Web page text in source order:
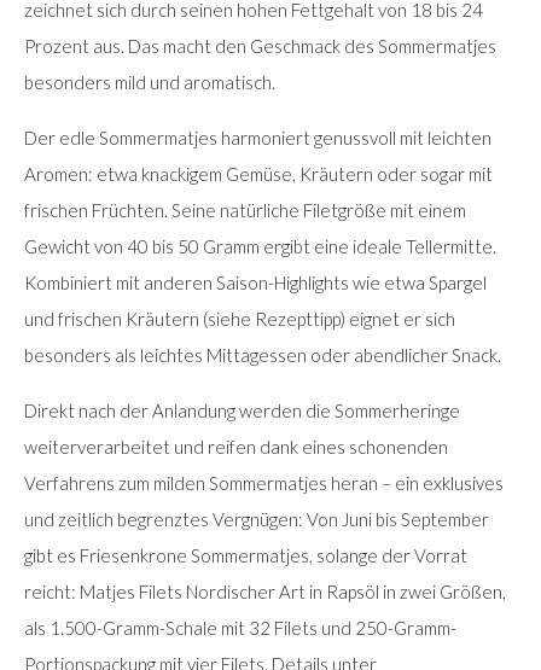
zeichnet sich durch seinen hohen Fettgehalt von 18 bis 24
Prozent aus. Das macht den Geschmack des Sommermatjes
besonders mild und aromatisch.
Der edle Sommermatjes harmoniert genussvoll mit leichten
Aromen: etwa knackigem Gemüse, Kräutern oder sogar mit
frischen Früchten. Seine natürliche Filetgröße mit einem
Gewicht von 40 bis 50 Gramm ergibt eine ideale Tellermitte.
Kombiniert mit anderen Saison-Highlights wie etwa Spargel
und frischen Kräutern (siehe Rezepttipp) eignet er sich
besonders als leichtes Mittagessen oder abendlicher Snack.
Direkt nach der Anlandung werden die Sommerheringe
weiterverarbeitet und reifen dank eines schonenden
Verfahrens zum milden Sommermatjes heran – ein exklusives
und zeitlich begrenztes Vergnügen: Von Juni bis September
gibt es Friesenkrone Sommermatjes, solange der Vorrat
reicht: Matjes Filets Nordischer Art in Rapsöl in zwei Größen,
als 1.500-Gramm-Schale mit 32 Filets und 250-Gramm-
Portionspackung mit vier Filets. Details unter